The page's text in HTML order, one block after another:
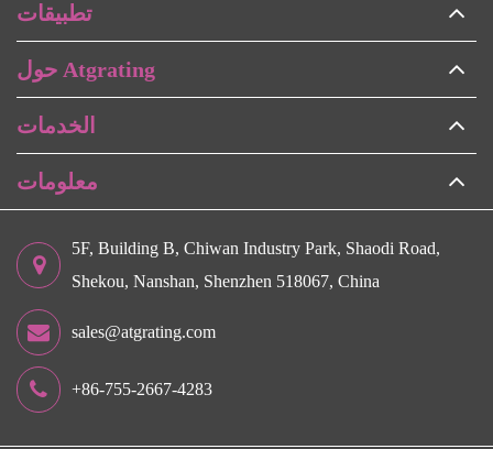
تطبيقات
حول Atgrating
الخدمات
معلومات
5F, Building B, Chiwan Industry Park, Shaodi Road,
Shekou, Nanshan, Shenzhen 518067, China
sales@atgrating.com
+86-755-2667-4283